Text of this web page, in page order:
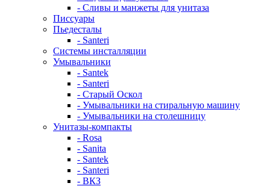
- Сливы и манжеты для унитаза
Писсуары
Пьедесталы
- Santeri
Системы инсталляции
Умывальники
- Santek
- Santeri
- Старый Оскол
- Умывальники на стиральную машину
- Умывальники на столешницу
Унитазы-компакты
- Rosa
- Sanita
- Santek
- Santeri
- ВКЗ